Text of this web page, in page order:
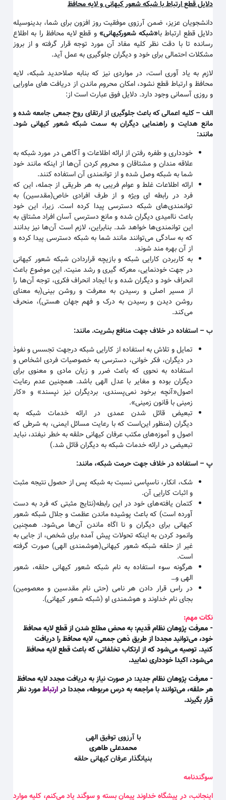
دلایل قطع ارتباط با شبکه شعور کیهانی و لایه محافظ
دانشجویان عزیز، ضمن آرزوی موفقیت روز افزون برای شما، بدینوسیله
دلایل قطع ارتباط با«شبکه شعورکیهانی»و قطع لایه محافظ را به اطلاع
رسانده تا با دقت نظر کلیه مفاد آن مورد توجه قرار گرفته و از بروز
مشکلات احتمالی برای خود و دیگران جلوگیری به عمل آید.
لازم به یاد آوری است، در مواردی نیز که بنابه صلاحدید شبکه، لایه
محافظ و ارتباط قطع نشود، امکان محروم ماندن از دریافت های ماورایی
و روزی آسمانی وجود دارد. دلایل فوق عبارت است از:
الف– کلیه اعمالی که باعث جلوگیری از ارتقای روح جمعی جامعه شده و
مانع هدایت و راهنمایی دیگران به سمت شبکه شعور کیهانی شود.
مانند:
خودداری و طفره رفتن از ارائه اطلاعات و آگاهی در مورد شبکه به
علاقه مندان و مشتاقان و محروم کردن آن‌ها از اینکه مانند خود
شما به شبکه وصل شده و از توانمندی آن استفاده کنند.
ارائه اطلاعات غلط و عوام فریبی به هر طریقی از جمله، این که
فرد در رابطه ای ویژه و از طرف افرادی خاص(مقدسین) به
توانمندی‌های شبکه دسترسی پیدا کرده است. زیرا، این خود
باعث ناامیدی دیگران شده و مانع دسترسی آسان افراد مشتاق به
این توانمندی‌ها خواهد شد. بنابراین، لازم است آن‌ها نیز بدانند
که به سادگی می‌توانند مانند شما به شبکه دسترسی پیدا کرده و
از آن بهره مند شوند.
به کاربردن کارایی شبکه و بازیچه قراردادن شبکه شعور کیهانی
در جهت خودنمایی، معرکه گیری و رشد منیت. این موضوع باعث
انحراف خود و دیگران شده و با ایجاد انحراف فکری، توجه آن‌ها را
از مسیر اصلی و رسیدن به معرفت و روشن بینی(به معنای
روشن دیدن و رسیدن به درک و فهم جهان هستی)، منحرف
می‌کند.
– استفاده در خلاف جهت منافع بشریت. مانند:
تمایل و تلاش به استفاده از کارایی شبکه درجهت تجسس و نفوذ
در دیگران، فکر خوانی، دسترسی به خصوصیات فردی اشخاص و
استفاده به نحوی که باعث ضرر و زیان مادی و معنوی برای
دیگران بوده و مغایر با عدل الهی باشد. همچنین عدم رعایت
اصول«آنچه برخود نمی‌پسندی، بردیگران نیز نپسند» و «کار
زمینی با قانون زمینی».
تبعیض قائل شدن عمدی در ارائه خدمات شبکه به
دیگران(منظور این‌است که با رعایت مسائل ایمنی، به شرطی که
اصول و آموزه‌های مکتب عرفان کیهانی حلقه به خطر نیفتد، نباید
تبعیضی در ارائه خدمات شبکه به دیگران قائل شد.)
– استفاده در خلاف جهت حرمت شبکه، مانند:
شک، انکار، ناسپاسی نسبت به شبکه پس از حصول نتیجه مثبت
و اثبات کارایی آن.
کتمان یافته‌های خود در این رابطه(نتایج مثبتی که فرد به دست
آورده است) که باعث پوشیده ماندن عظمت و جلال شبکه شعور
کیهانی برای دیگران و نا اگاه ماندن آن‌ها می‌شود. همچنین
وانمود کردن به اینکه تحولات پیش آمده برای شخص، از جایی به
غیر از حلقه شبکه شعور کیهانی(هوشمندی الهی) صورت گرفته
است.
هرگونه سوء استفاده به نام شبکه شعور کیهانی حلقه، شعور
الهی و…
در راس قرار دادن هر نامی (حتی نام مقدسین و معصومین)
بجای نام خداوند و هوشمندی او (شبکه شعور کیهانی).
نکات مهم:
- معرفت پژوهان نظام قدیم: به محض مطلع شدن از قطع لایه محافظ
خود، می‌توانید مجددا از طریق ذهن جمعی، لایه محافظ را دریافت
کنید. توصیه می‌شود که از ارتکاب تخلفاتی که باعث قطع لایه محافظ
می‌شود، اکیدا خودداری نمایید.
- معرفت پژوهان نظام جدید: در صورت نیاز به دریافت مجدد لایه محافظ
هر حلقه، می‌توانند با مراجعه به درس مربوطه، مجددا درارتباطمورد نظر
قرار بگیرند.
با آرزوی توفیق الهی
محمدعلی طاهری
بنیانگذار عرفان کیهانی حلقه
سوگندنامه
اینجانب، در پیشگاه خداوند پیمان بسته و سوگند یاد می‌کنم، کلیه موارد